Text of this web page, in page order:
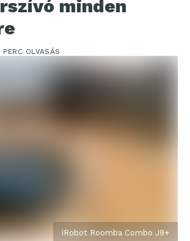
minden
PERC OLVASÁS
iRobot Roomba Combo J9+